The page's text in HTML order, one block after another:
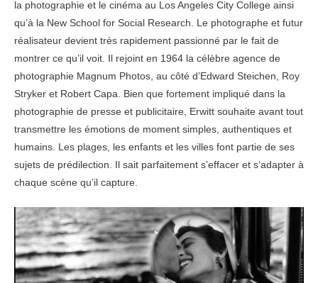
la photographie et le cinéma au Los Angeles City College ainsi
qu’à la New School for Social Research. Le photographe et futur
réalisateur devient très rapidement passionné par le fait de
montrer ce qu’il voit. Il rejoint en 1964 la célèbre agence de
photographie Magnum Photos, au côté d’Edward Steichen, Roy
Stryker et Robert Capa. Bien que fortement impliqué dans la
photographie de presse et publicitaire, Erwitt souhaite avant tout
transmettre les émotions de moment simples, authentiques et
humains. Les plages, les enfants et les villes font partie de ses
sujets de prédilection. Il sait parfaitement s’effacer et s’adapter à
chaque scène qu’il capture.